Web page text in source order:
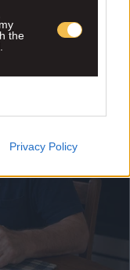
the
Privacy Policy